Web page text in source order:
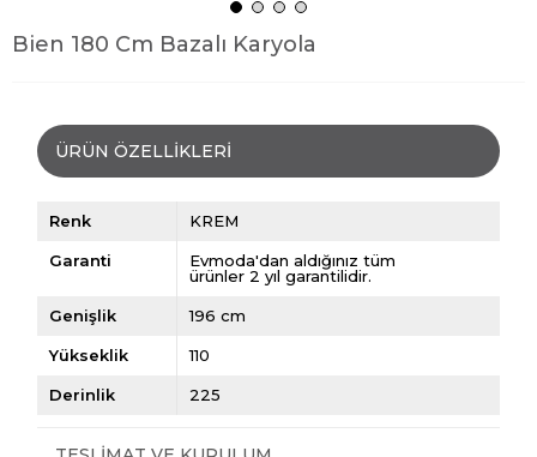
Bien 180 Cm Bazalı Karyola
ÜRÜN ÖZELLIKLERI
Renk KREM
Garanti
Evmoda'dan aldığınız tüm
ürünler 2 yıl garantilidir.
Genişlik 196 cm
Yükseklik 110
Derinlik 225